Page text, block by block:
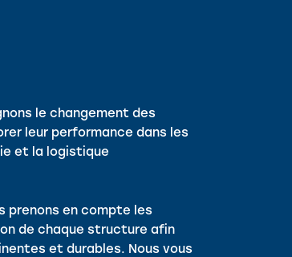
le changement des
leur performance dans les
et la logistique
prenons en compte les
de chaque structure afin
et durables. Nous vous